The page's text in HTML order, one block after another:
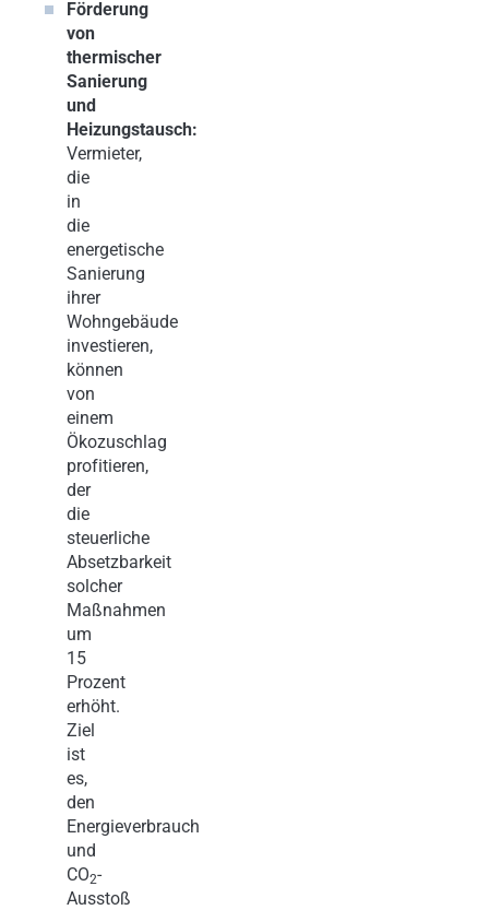
Förderung
von
thermischer
Sanierung
und
Heizungstausch:
Vermieter,
die
in
die
energetische
Sanierung
ihrer
Wohngebäude
investieren,
können
von
einem
Ökozuschlag
profitieren,
der
die
steuerliche
Absetzbarkeit
solcher
Maßnahmen
um
15
Prozent
erhöht.
Ziel
ist
es,
den
Energieverbrauch
und
CO2-
Ausstoß